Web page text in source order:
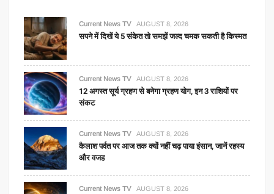
Current News TV AUGUST 8, 2026
सपने में दिखें ये 5 संकेत तो समझें जल्द चमक सकती है किस्मत
Current News TV AUGUST 8, 2026
12 अगस्त सूर्य ग्रहण से बनेगा ग्रहण योग, इन 3 राशियों पर
संकट
Current News TV AUGUST 8, 2026
कैलाश पर्वत पर आज तक क्यों नहीं चढ़ पाया इंसान, जानें रहस्य
और वजह
Current News TV AUGUST 8, 2026